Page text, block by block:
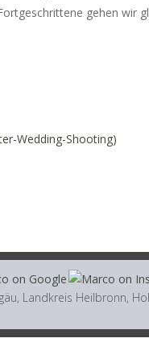
gehen wir
Wedding-Shooting)
Landkreis Heilbronn,